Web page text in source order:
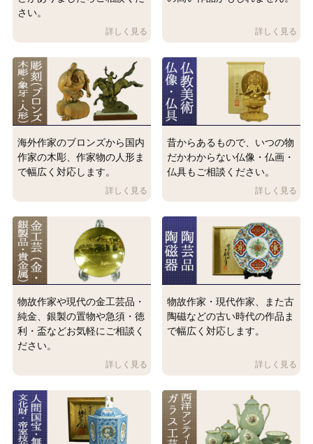
さい。
海外作家のブロンズから国内
作家の木彫、作家物の人形ま
で幅広く対応します。
昔からあるもので、いつの物
だかわからない仏像・仏画・
仏具もご相談ください。
物故作家や現代の金工芸品・
純金、銀製の置物や急須・徳
利・盃などお気軽にご相談く
ださい。
物故作家・現代作家、また古
陶磁などの古い時代の作品ま
で幅広く対応します。